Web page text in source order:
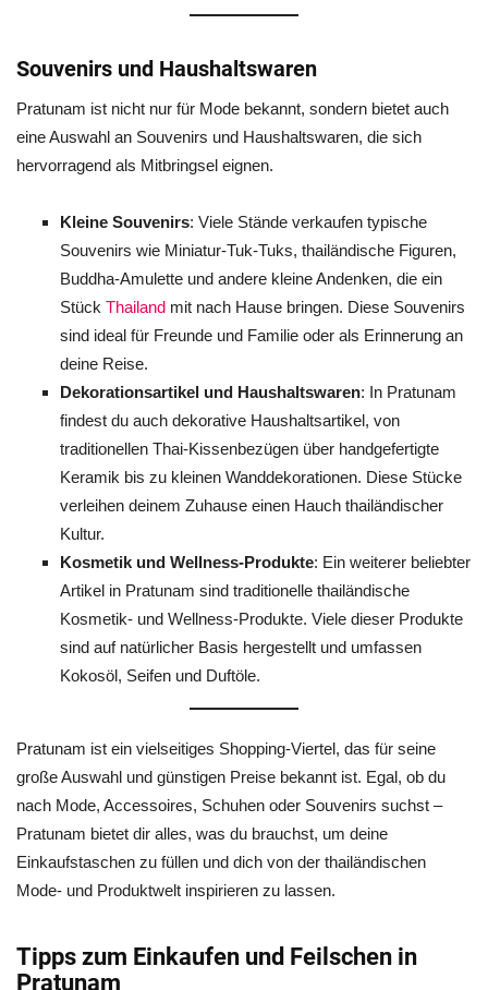
Souvenirs und Haushaltswaren
Pratunam ist nicht nur für Mode bekannt, sondern bietet auch
eine Auswahl an Souvenirs und Haushaltswaren, die sich
hervorragend als Mitbringsel eignen.
Kleine Souvenirs: Viele Stände verkaufen typische
Souvenirs wie Miniatur-Tuk-Tuks, thailändische Figuren,
Buddha-Amulette und andere kleine Andenken, die ein
Stück Thailand mit nach Hause bringen. Diese Souvenirs
sind ideal für Freunde und Familie oder als Erinnerung an
deine Reise.
Dekorationsartikel und Haushaltswaren: In Pratunam
findest du auch dekorative Haushaltsartikel, von
traditionellen Thai-Kissenbezügen über handgefertigte
Keramik bis zu kleinen Wanddekorationen. Diese Stücke
verleihen deinem Zuhause einen Hauch thailändischer
Kultur.
Kosmetik und Wellness-Produkte: Ein weiterer beliebter
Artikel in Pratunam sind traditionelle thailändische
Kosmetik- und Wellness-Produkte. Viele dieser Produkte
sind auf natürlicher Basis hergestellt und umfassen
Kokosöl, Seifen und Duftöle.
Pratunam ist ein vielseitiges Shopping-Viertel, das für seine
große Auswahl und günstigen Preise bekannt ist. Egal, ob du
nach Mode, Accessoires, Schuhen oder Souvenirs suchst –
Pratunam bietet dir alles, was du brauchst, um deine
Einkaufstaschen zu füllen und dich von der thailändischen
Mode- und Produktwelt inspirieren zu lassen.
Tipps zum Einkaufen und Feilschen in
Pratunam